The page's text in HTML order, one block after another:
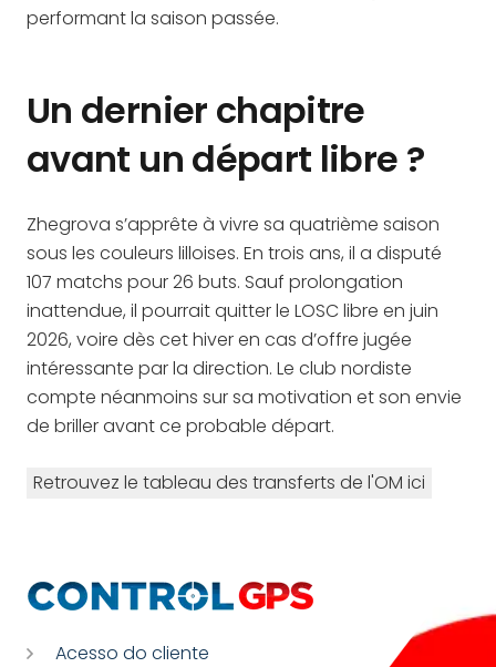
performant la saison passée.
Un dernier chapitre
avant un départ libre ?
Zhegrova s’apprête à vivre sa quatrième saison
sous les couleurs lilloises. En trois ans, il a disputé
107 matchs pour 26 buts. Sauf prolongation
inattendue, il pourrait quitter le LOSC libre en juin
2026, voire dès cet hiver en cas d’offre jugée
intéressante par la direction. Le club nordiste
compte néanmoins sur sa motivation et son envie
de briller avant ce probable départ.
Retrouvez le tableau des transferts de l'OM ici
Acesso do cliente